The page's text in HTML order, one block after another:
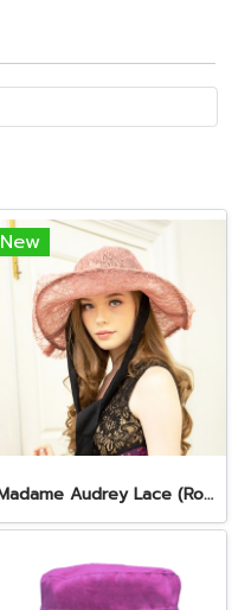
New
Madame Audrey Lace (Rosewood Pink)